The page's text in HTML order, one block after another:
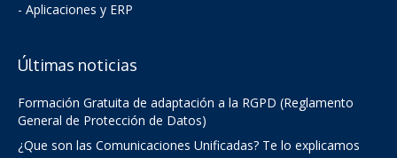
- Aplicaciones y ERP
Últimas noticias
Formación Gratuita de adaptación a la RGPD (Reglamento
General de Protección de Datos)
¿Que son las Comunicaciones Unificadas? Te lo explicamos